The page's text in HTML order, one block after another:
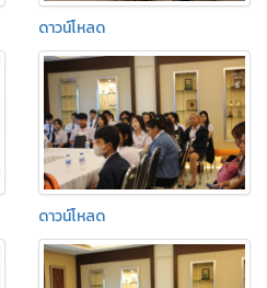
ดาวน์โหลด
ดาวน์โหลด